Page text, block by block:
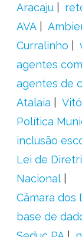
Aracaju
AVA
Curralinho
agentes
agentes de
Atalaia
Política
inclusão
Lei de
Nacional
Câmara dos
base de